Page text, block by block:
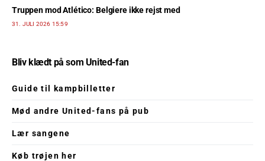
Truppen mod Atlético: Belgiere ikke rejst med
31. JULI 2026 15:59
Bliv klædt på som United-fan
Guide til kampbilletter
Mød andre United-fans på pub
Lær sangene
Køb trøjen her